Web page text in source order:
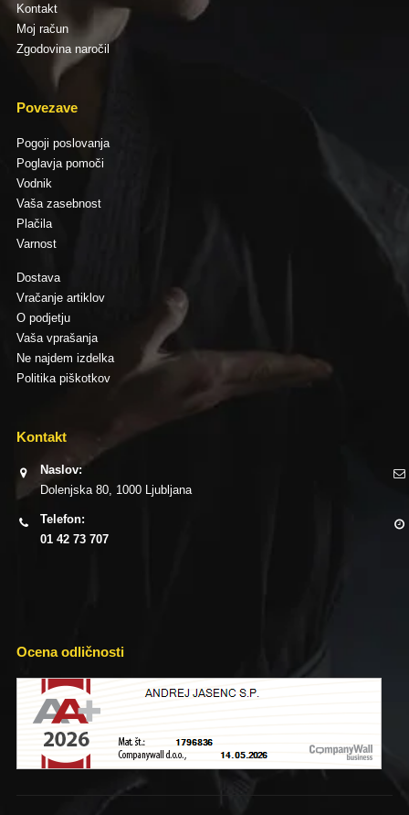
Kontakt
Moj račun
Zgodovina naročil
Povezave
Pogoji poslovanja
Poglavja pomoči
Vodnik
Vaša zasebnost
Plačila
Varnost
Dostava
Vračanje artiklov
O podjetju
Vaša vprašanja
Ne najdem izdelka
Politika piškotkov
Kontakt
Naslov:
Dolenjska 80, 1000 Ljubljana
Telefon:
01 42 73 707
Ocena odličnosti